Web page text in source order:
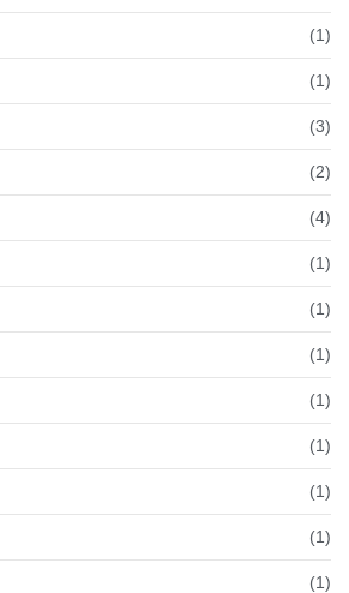
(1)
(1)
(3)
(2)
(4)
(1)
(1)
(1)
(1)
(1)
(1)
(1)
(1)